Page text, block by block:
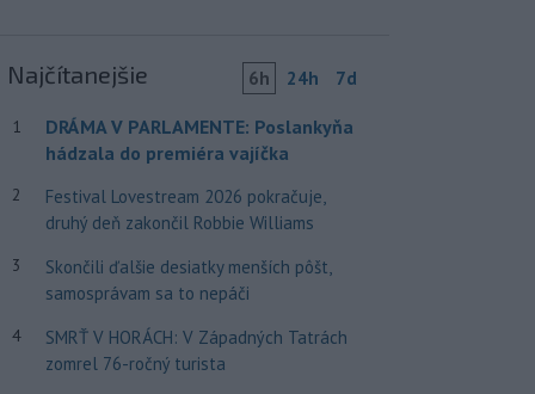
Najčítanejšie 6h 24h 7d
1
DRÁMA V PARLAMENTE: Poslankyňa
hádzala do premiéra vajíčka
2
Festival Lovestream 2026 pokračuje,
druhý deň zakončil Robbie Williams
3
Skončili ďalšie desiatky menších pôšt,
samosprávam sa to nepáči
4
SMRŤ V HORÁCH: V Západných Tatrách
zomrel 76-ročný turista